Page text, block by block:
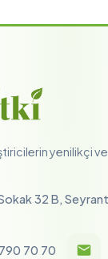
yenilikçi ve
32 B,
70 70